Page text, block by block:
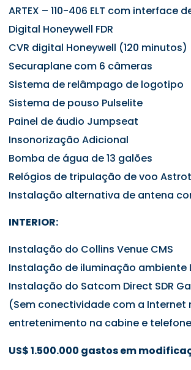
ARTEX – 110-406 ELT com interface
Digital Honeywell FDR
CVR digital Honeywell (120 minutos)
Securaplane com 6 câmeras
Sistema de relâmpago de logotipo
Sistema de pouso Pulselite
Painel de áudio Jumpseat
Insonorização Adicional
Bomba de água de 13 galões
Relógios de tripulação de voo
Instalação alternativa de antena
INTERIOR:
Instalação do Collins Venue CMS
Instalação de iluminação ambiente
Instalação do Satcom Direct SDR
(Sem conectividade com a Internet
entretenimento na cabine e
US$ 1.500.000 gastos em